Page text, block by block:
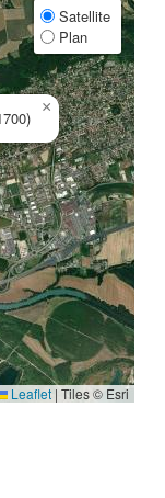
×
Satellite
Plan
Leaflet | Tiles © Esri